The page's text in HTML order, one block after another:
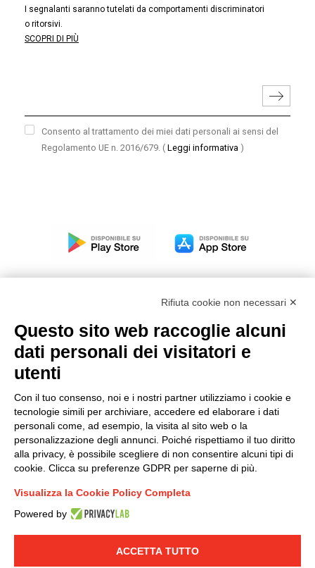
I segnalanti saranno tutelati da comportamenti discriminatori
o ritorsivi.
SCOPRI DI PIÙ
Consento al trattamento dei miei dati personali ai sensi del
Regolamento UE n. 2016/679. ( Leggi informativa )
LINKEDIN YOUTUBE
© 2019 - DKC Europe - -
Modello organizzativo, gestione e controllo – D. lgs.
231/2001
Condizioni generali di vendita DKC Power Solutions
Condizioni generali di acquisto
Codice etico
Rifiuta cookie non necessari ✕
Questo sito web raccoglie alcuni
dati personali dei visitatori e
utenti
Con il tuo consenso, noi e i nostri partner utilizziamo i cookie e
tecnologie simili per archiviare, accedere ed elaborare i dati
personali come, ad esempio, la visita al sito web o la
personalizzazione degli annunci. Poiché rispettiamo il tuo diritto
alla privacy, è possibile scegliere di non consentire alcuni tipi di
cookie. Clicca su preferenze GDPR per saperne di più.
Visualizza la Cookie Policy Completa
Powered by
ACCETTA TUTTO